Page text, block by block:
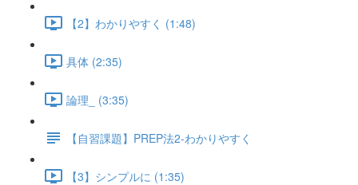
【2】わかりやすく (1:48)
具体 (2:35)
論理_ (3:35)
【自習課題】PREP法2-わかりやすく
【3】シンプルに (1:35)